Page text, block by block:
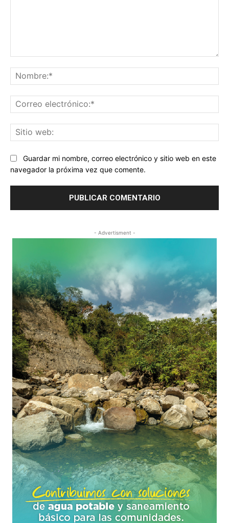
Guardar mi nombre, correo electrónico y sitio web en este
navegador la próxima vez que comente.
- Advertisment -